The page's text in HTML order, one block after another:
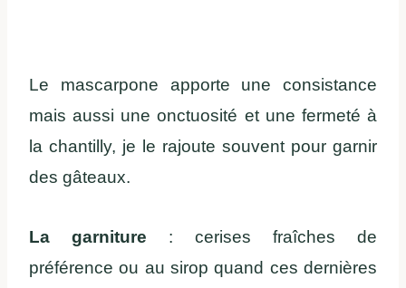
Le mascarpone apporte une consistance
mais aussi une onctuosité et une fermeté à
la chantilly, je le rajoute souvent pour garnir
des gâteaux.
La garniture : cerises fraîches de
préférence ou au sirop quand ces dernières